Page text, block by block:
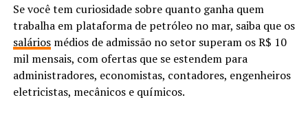
Se você tem curiosidade sobre quanto ganha quem
trabalha em plataforma de petróleo no mar, saiba que os
saláriosmédios de admissão no setor superam os R$ 10
mil mensais, com ofertas que se estendem para
administradores, economistas, contadores, engenheiros
eletricistas, mecânicos e químicos.